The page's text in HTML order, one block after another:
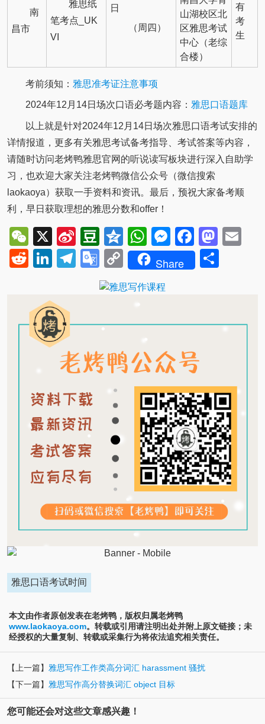
南
昌市
雅思纸
笔考点_UK
VI
日
（周四）
山湖校区北
区雅思考试
中心（老综
合楼）
有
考
生
考前须知： 雅思准考证注意事项
2024年12月14日场次口语必考题内容： 雅思口语题库
以上就是针对2024年12月14日场次雅思口语考试安排的
详情报道，更多有关雅思考试备考指导、考试答案等内容，
请随时访问老烤鸭雅思官网的听说读写板块进行深入自助学
习，也欢迎大家关注老烤鸭微信公众号（微信搜索
laokaoya）获取一手资料和资讯。最后，预祝大家备考顺
利，早日获取理想的雅思分数和offer！
WeChat
X
Sina
Weibo
Douban
QzoneWhatsApp
Messenger
RedditLinkedIn
Telegram
Google
Translate
Copy
Link
Share
雅思口语考试时间
本文由作者原创发表在老烤鸭，版权归属老烤鸭
www.laokaoya.com。转载或引用请注明出处并附上原文链接；未
经授权的大量复制、转载或采集行为将依法追究相关责任。
【上一篇】 雅思写作工作类高分词汇 harassment 骚扰
【下一篇】 雅思写作高分替换词汇 object 目标
您可能还会对这些文章感兴趣！